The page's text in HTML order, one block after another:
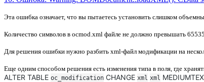
Эта ошибка означает, что вы пытаетесь установить слишком
Количество символов в ocmod.xml файле не должно превышать 65535
Для решения ошибки нужно разбить xml-файл модификации на
Еще одним способом решения есть изменения типа в поля, где
ALTER TABLE oc_modification CHANGE xml xml